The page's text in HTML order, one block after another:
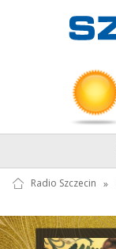
Radio Szczecin »